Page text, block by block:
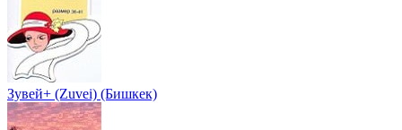
Зувей+ (Zuvei) (Бишкек)